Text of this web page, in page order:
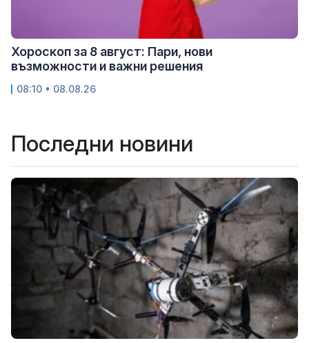
Хороскоп за 8 август: Пари, нови
възможности и важни решения
08:10 • 08.08.26
Последни новини